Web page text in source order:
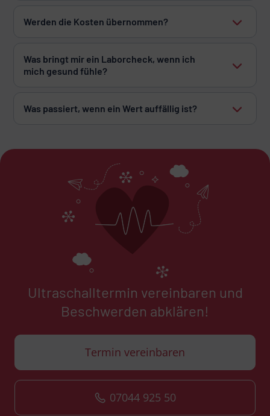
Werden die Kosten übernommen?
Was bringt mir ein Laborcheck, wenn ich
mich gesund fühle?
Was passiert, wenn ein Wert auffällig ist?
Ultraschalltermin vereinbaren und
Beschwerden abklären!
Termin vereinbaren
07044 925 50